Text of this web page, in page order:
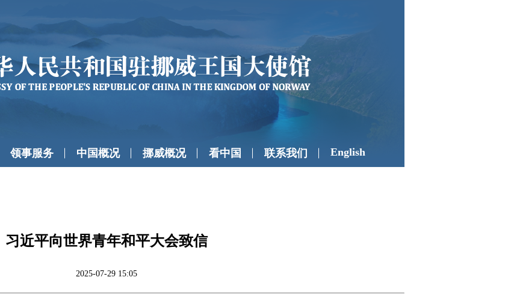
领事服务 中国概况 挪威概况 看中国 联系我们 English
习近平向世界青年和平大会致信
2025-07-29 15:05